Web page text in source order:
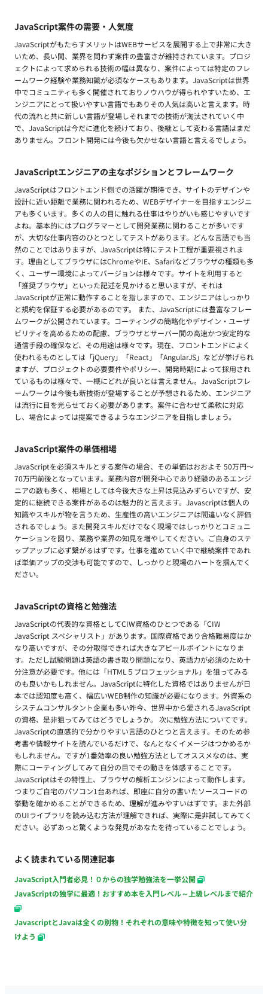
JavaScript案件の需要・人気度
JavaScriptがもたらすメリットはWEBサービスを展開する上で非常に大き
いため、長い間、業界を問わず案件の豊富さが維持されています。プロジ
ェクトによって求められる技術の幅は異なり、案件によっては特定のフレ
ームワーク経験や業務知識が必須なケースもあります。JavaScriptは世界
中でコミュニティも多く開催されておりノウハウが得られやすいため、エ
ンジニアにとって扱いやすい言語でもありその人気は高いと言えます。時
代の流れと共に新しい言語が登場しそれまでの技術が淘汰されていく中
で、JavaScriptは今だに進化を続けており、後継として変わる言語はまだ
ありません。フロント開発には今後も欠かせない言語と言えるでしょう。
JavaScriptエンジニアの主なポジションとフレームワーク
JavaScriptはフロントエンド側での活躍が期待でき、サイトのデザインや
設計に近い距離で業務に関われるため、WEBデザイナーを目指すエンジニ
アも多くいます。多くの人の目に触れる仕事はやりがいも感じやすいです
よね。基本的にはプログラマーとして開発業務に関わることが多いです
が、大切な仕事内容のひとつとしてテストがあります。どんな言語でも当
然のことではありますが、JavaScriptは特にテスト工程が重要視されま
す。理由としてブラウザにはChromeやIE、Safariなどブラウザの種類も多
く、ユーザー環境によってバージョンは様々です。サイトを利用すると
「推奨ブラウザ」といった記述を見かけると思いますが、それは
JavaScriptが正常に動作することを指しますので、エンジニアはしっかり
と規約を保証する必要があるのです。 また、JavaScriptには豊富なフレー
ムワークが公開されています。コーティングの簡略化やデザイン・ユーザ
ビリティを高めるための配慮、ブラウザとサーバー間の高速かつ安定的な
通信手段の確保など、その用途は様々です。現在、フロントエンドによく
使われるものとしては「jQuery」「React」「AngularJS」などが挙げられ
ますが、プロジェクトの必要要件やポリシー、開発時期によって採用され
ているものは様々で、一概にどれが良いとは言えません。JavaScriptフレ
ームワークは今後も新技術が登場することが予想されるため、エンジニア
は流行に目を光らせておく必要があります。案件に合わせて柔軟に対応
し、場合によっては提案できるようなエンジニアを目指しましょう。
JavaScript案件の単価相場
JavaScriptを必須スキルとする案件の場合、その単価はおおよそ 50万円〜
70万円前後となっています。業務内容が開発中心であり経験のあるエンジ
ニアの数も多く、相場としては今後大きな上昇は見込みずらいですが、安
定的に継続できる案件があるのは魅力的と言えます。Javascriptは個人の
知識やスキルが物を言うため、生産性の高いエンジニアは間違いなく評価
されるでしょう。また開発スキルだけでなく現場ではしっかりとコミュニ
ケーションを図り、業務や業界の知見を増やしてください。ご自身のステ
ップアップに必ず繋がるはずです。仕事を進めていく中で継続案件であれ
ば単価アップの交渉も可能ですので、しっかりと現場のハートを掴んでく
ださい。
JavaScriptの資格と勉強法
JavaScriptの代表的な資格としてCIW資格のひとつである「CIW
JavaScript スペシャリスト」があります。国際資格であり合格難易度はか
なり高いですが、その分取得できれば大きなアピールポイントになりま
す。ただし試験問題は英語の書き取り問題になり、英語力が必須のため十
分注意が必要です。他には「HTML５プロフェッショナル」を狙ってみる
のも良いかもしれません。JavaScriptに特化した資格ではありませんが日
本では認知度も高く、幅広いWEB制作の知識が必要になります。外資系の
システムコンサルタント企業も多い昨今、世界中から愛されるJavaScript
の資格、是非狙ってみてはどうでしょうか。 次に勉強方法についてです。
JavaScriptの直感的で分かりやすい言語のひとつと言えます。そのため参
考書や情報サイトを読んでいるだけで、なんとなくイメージはつかめるか
もしれません。ですが1番効率の良い勉強方法としてオススメなのは、実
際にコーティングしてみて自分の目でその動きを体感することです。
JavaScriptはその特性上、ブラウザの解析エンジンによって動作します。
つまりご自宅のパソコン1台あれば、即座に自分の書いたソースコードの
挙動を確かめることができるため、理解が進みやすいはずです。また外部
のUIライブラリを読み込む方法が理解できれば、実際に是非試してみてく
ださい。必ずあっと驚くような発見があなたを待っていることでしょう。
よく読まれている関連記事
JavaScript入門者必見！０からの独学勉強法を一挙公開
JavaScriptの独学に最適！おすすめ本を入門レベル～上級レベルまで紹介
JavascriptとJavaは全くの別物！それぞれの意味や特徴を知って使い分
けよう